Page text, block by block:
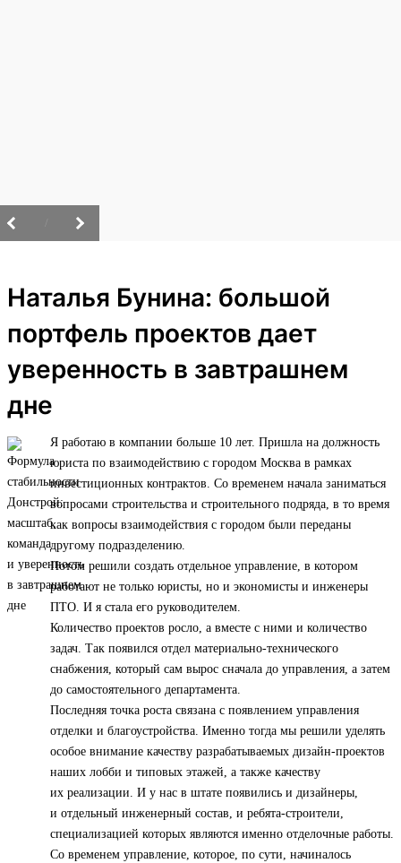
Наталья Бунина: большой
портфель проектов дает
уверенность в завтрашнем
дне
Я работаю в компании больше 10 лет. Пришла на должность
юриста по взаимодействию с городом Москва в рамках
инвестиционных контрактов. Со временем начала заниматься
вопросами строительства и строительного подряда, в то время
как вопросы взаимодействия с городом были переданы
другому подразделению.
Потом решили создать отдельное управление, в котором
работают не только юристы, но и экономисты и инженеры
ПТО. И я стала его руководителем.
Количество проектов росло, а вместе с ними и количество
задач. Так появился отдел материально-технического
снабжения, который сам вырос сначала до управления, а затем
до самостоятельного департамента.
Последняя точка роста связана с появлением управления
отделки и благоустройства. Именно тогда мы решили уделять
особое внимание качеству разрабатываемых дизайн-проектов
наших лобби и типовых этажей, а также качеству
их реализации. И у нас в штате появились и дизайнеры,
и отдельный инженерный состав, и ребята-строители,
специализацией которых являются именно отделочные работы.
Со временем управление, которое, по сути, начиналось